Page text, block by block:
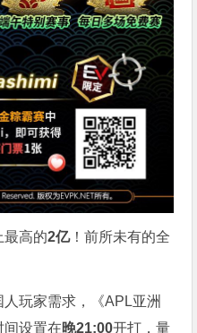
最高的2亿！前所未有的全
玩家需求，《APL亚洲
间设置在晚21:00开打，量